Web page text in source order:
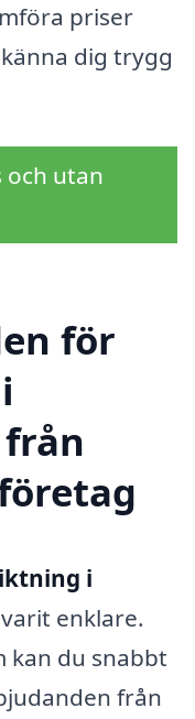
priser
dig trygg
och utan
för
i
enklare.
kan du snabbt
från